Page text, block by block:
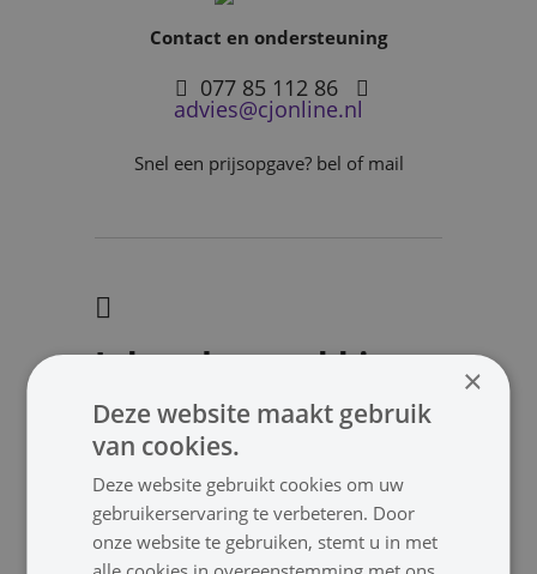
Contact en ondersteuning
077 85 112 86
advies@cjonline.nl
Snel een prijsopgave? bel of mail
Inhoud verpakking
1x Speaker
Downloads
Handleiding
×
Deze website maakt gebruik
van cookies.
Deze website gebruikt cookies om uw
gebruikerservaring te verbeteren. Door
onze website te gebruiken, stemt u in met